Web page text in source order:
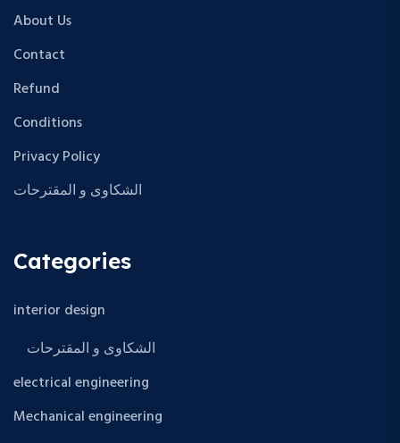
About Us
Contact
Refund
Conditions
Privacy Policy
الشكاوى و المقترحات
Categories
interior design
الشكاوى و المقترحات
electrical engineering
Mechanical engineering